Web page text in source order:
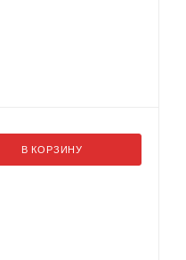
В КОРЗИНУ